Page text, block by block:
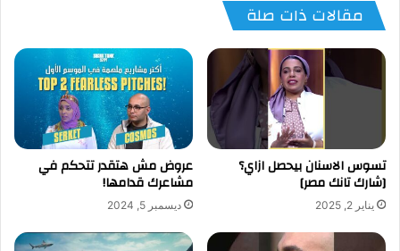
مقالات ذات صلة
تسوس الاسنان بيحصل ازاي؟
[شارك تانك مصر]
يناير 2, 2025
عروض مش هتقدر تتحكم في
مشاعرك قدامها!
ديسمبر 5, 2024